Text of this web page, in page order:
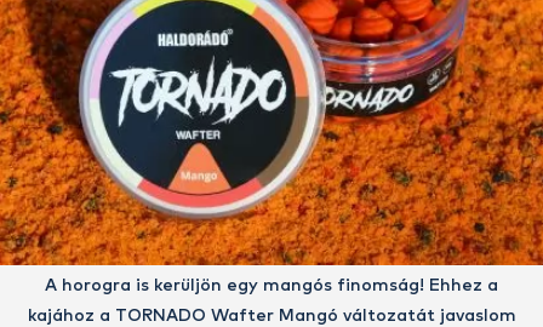
A horogra is kerüljön egy mangós finomság! Ehhez a
kajához a TORNADO Wafter Mangó változatát javaslom